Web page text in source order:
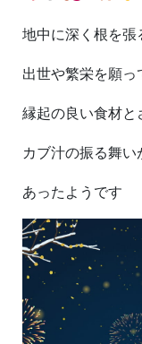
地中に深く根を張
出世や繁栄を願っ
縁起の良い食材と
カブ汁の振る舞い
あったようです